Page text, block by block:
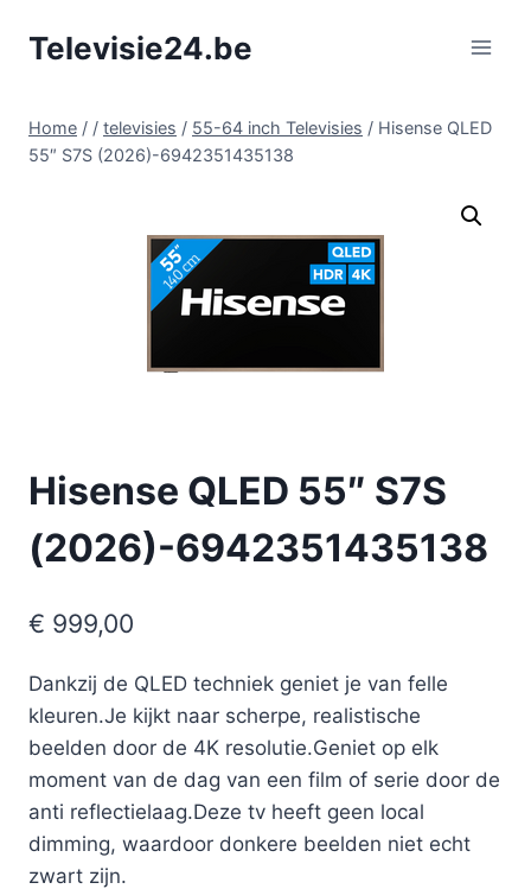
naarTelevisie24.be
Home / / televisies / 55-64 inch Televisies / Hisense QLED
55″ S7S (2026)-6942351435138
Hisense QLED 55″ S7S
(2026)-6942351435138
€ 999,00
Dankzij de QLED techniek geniet je van felle
kleuren.Je kijkt naar scherpe, realistische
beelden door de 4K resolutie.Geniet op elk
moment van de dag van een film of serie door de
anti reflectielaag.Deze tv heeft geen local
dimming, waardoor donkere beelden niet echt
zwart zijn.